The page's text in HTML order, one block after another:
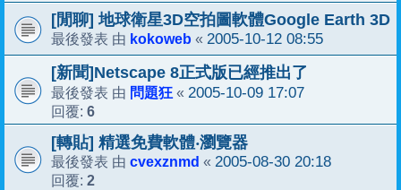
[閒聊] 地球衛星3D空拍圖軟體Google Earth 3D
最後發表 由 kokoweb « 2005-10-12 08:55
[新聞]Netscape 8正式版已經推出了
最後發表 由 問題狂 « 2005-10-09 17:07
回覆: 6
[轉貼] 精選免費軟體‧瀏覽器
最後發表 由 cvexznmd « 2005-08-30 20:18
回覆: 2